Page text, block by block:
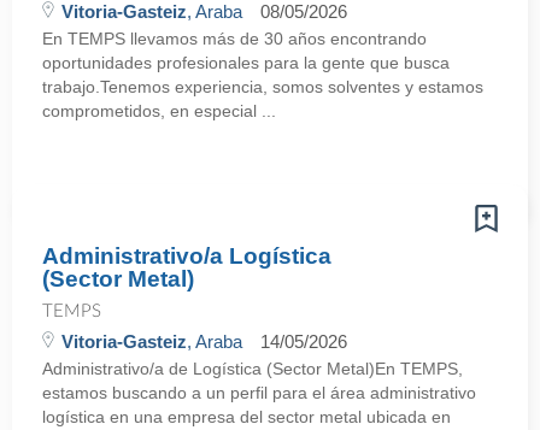
Vitoria-Gasteiz, Araba 08/05/2026
En TEMPS llevamos más de 30 años encontrando
oportunidades profesionales para la gente que busca
trabajo.Tenemos experiencia, somos solventes y estamos
comprometidos, en especial ...
Administrativo/a Logística
(Sector Metal)
TEMPS
Vitoria-Gasteiz, Araba 14/05/2026
Administrativo/a de Logística (Sector Metal)En TEMPS,
estamos buscando a un perfil para el área administrativo
logística en una empresa del sector metal ubicada en